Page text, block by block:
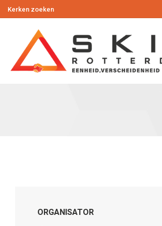
Kerken zoeken
ORGANISATOR